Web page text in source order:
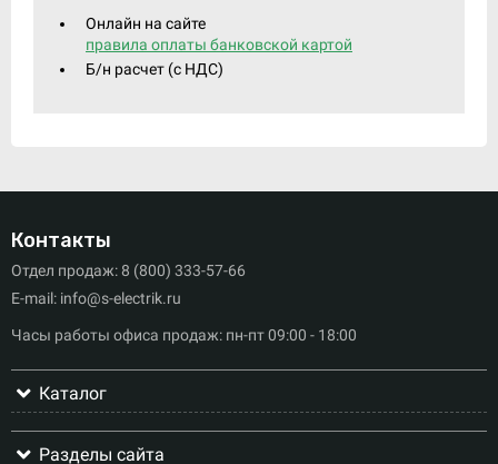
Онлайн на сайте
правила оплаты банковской картой
Б/н расчет (c НДС)
Контакты
Отдел продаж: 8 (800) 333-57-66
E-mail: info@s-electrik.ru
Часы работы офиса продаж: пн-пт 09:00 - 18:00
Каталог
Разделы сайта